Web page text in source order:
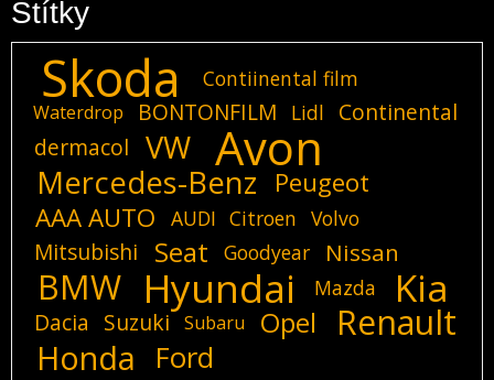
Štítky
Skoda Contiinental film
Waterdrop BONTONFILM Lidl
Continental
dermacol
VW Avon
Mercedes-Benz
Peugeot
AAA AUTO
AUDI Citroen Volvo
Mitsubishi Seat Goodyear Nissan
BMW Hyundai Mazda Kia
Dacia Suzuki Subaru Opel Renault
Honda Ford